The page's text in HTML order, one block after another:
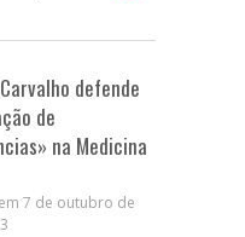
defende
de
na Medicina
7 de outubro de